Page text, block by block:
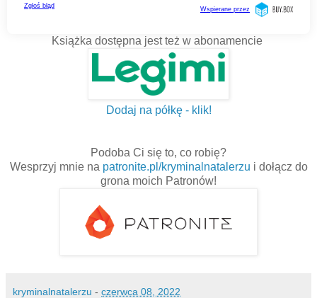
Książka dostępna jest też w abonamencie
Dodaj na półkę - klik!
Podoba Ci się to, co robię?
Wesprzyj mnie na patronite.pl/kryminalnatalerzu i dołącz do
grona moich Patronów!
kryminalnatalerzu - czerwca 08, 2022